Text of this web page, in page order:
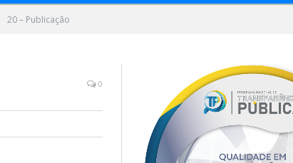
20 – Publicação
0